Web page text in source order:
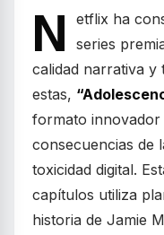
N
etflix ha
series
calidad narrativa y
estas,
formato
consecuencias de
toxicidad digital.
capítulos utiliza
historia de Jamie